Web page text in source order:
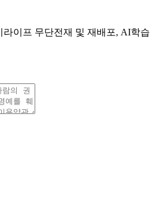
이프 무단전재 및 재배포, AI학습